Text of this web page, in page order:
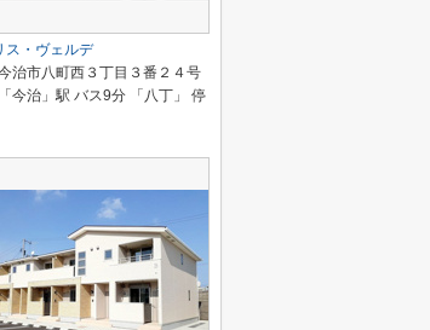
ス・ヴェルデ
治市八町西３丁目３番２４号
今治」駅 バス9分 「八丁」 停